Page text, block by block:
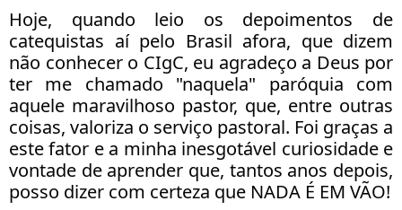
Hoje, quando leio os depoimentos de
catequistas aí pelo Brasil afora, que dizem
não conhecer o CIgC, eu agradeço a Deus por
ter me chamado "naquela" paróquia com
aquele maravilhoso pastor, que, entre outras
coisas, valoriza o serviço pastoral. Foi graças a
este fator e a minha inesgotável curiosidade e
vontade de aprender que, tantos anos depois,
posso dizer com certeza que NADA É EM VÃO!